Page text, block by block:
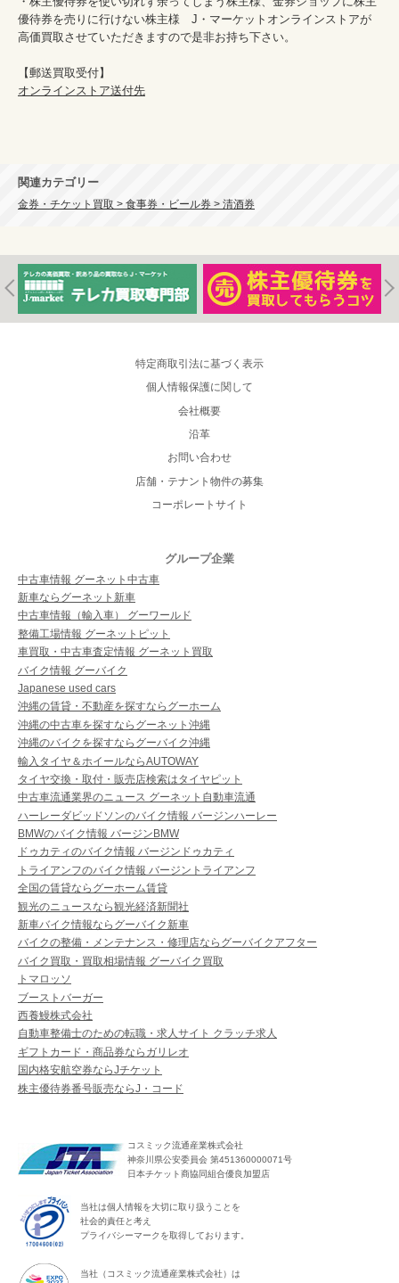
優待券を売りに行けない株主様　J・マーケットオンラインストアが
高価買取させていただきますので是非お持ち下さい。
オンラインストア送付先
関連カテゴリー
金券・チケット買取 > 食事券・ビール券 > 清酒券
特定商取引法に基づく表示
個人情報保護に関して
会社概要
沿革
お問い合わせ
店舗・テナント物件の募集
コーポレートサイト
グループ企業
中古車情報 グーネット中古車
新車ならグーネット新車
中古車情報（輸入車） グーワールド
整備工場情報 グーネットピット
車買取・中古車査定情報 グーネット買取
バイク情報 グーバイク
Japanese used cars
沖縄の賃貸・不動産を探すならグーホーム
沖縄の中古車を探すならグーネット沖縄
沖縄のバイクを探すならグーバイク沖縄
輸入タイヤ＆ホイールならAUTOWAY
タイヤ交換・取付・販売店検索はタイヤピット
中古車流通業界のニュース グーネット自動車流通
ハーレーダビッドソンのバイク情報 バージンハーレー
BMWのバイク情報 バージンBMW
ドゥカティのバイク情報 バージンドゥカティ
トライアンフのバイク情報 バージントライアンフ
全国の賃貸ならグーホーム賃貸
観光のニュースなら観光経済新聞社
新車バイク情報ならグーバイク新車
バイクの整備・メンテナンス・修理店ならグーバイクアフター
バイク買取・買取相場情報 グーバイク買取
トマロッソ
ブーストバーガー
西養鰻株式会社
自動車整備士のための転職・求人サイト クラッチ求人
ギフトカード・商品券ならガリレオ
国内格安航空券ならJチケット
株主優待券番号販売ならJ・コード
コスミック流通産業株式会社
神奈川県公安委員会 第451360000071号
日本チケット商協同組合優良加盟店
当社は個人情報を大切に取り扱うことを
社会的責任と考え
プライバシーマークを取得しております。
当社（コスミック流通産業株式会社）は